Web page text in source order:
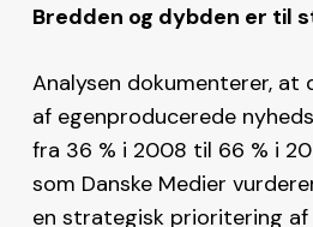
Bredden og dybden er til
Analysen dokumenterer, at
af egenproducerede
fra 36 % i 2008 til 66 % i
som Danske Medier
en strategisk prioritering